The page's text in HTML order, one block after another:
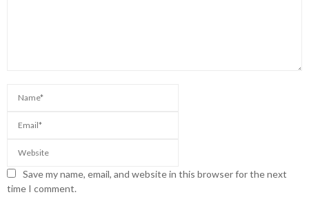
Save my name, email, and website in this browser for the next
time I comment.